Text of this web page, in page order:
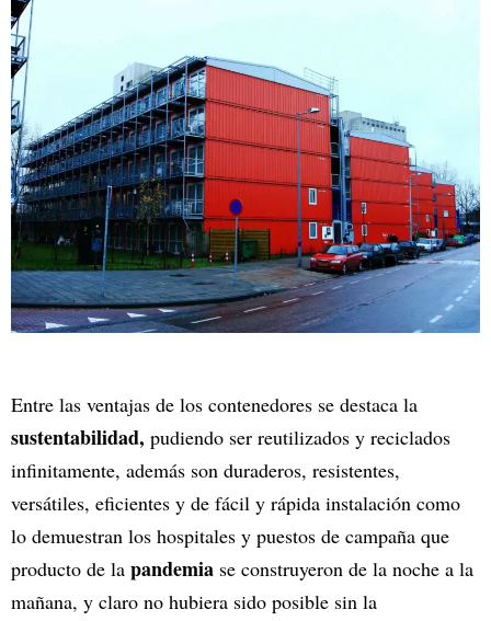
Entre las ventajas de los contenedores se destaca la
sustentabilidad, pudiendo ser reutilizados y reciclados
infinitamente, además son duraderos, resistentes,
versátiles, eficientes y de fácil y rápida instalación como
lo demuestran los hospitales y puestos de campaña que
producto de la pandemia se construyeron de la noche a la
mañana, y claro no hubiera sido posible sin la